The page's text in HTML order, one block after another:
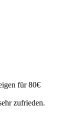
für 80€
zufrieden.